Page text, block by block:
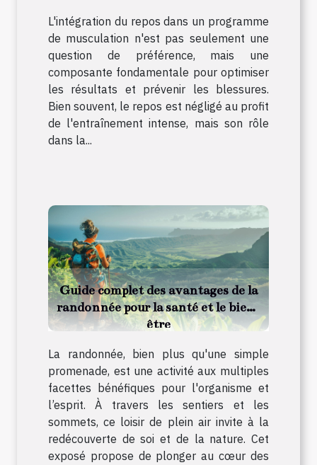
L'intégration du repos dans un programme
de musculation n'est pas seulement une
question de préférence, mais une
composante fondamentale pour optimiser
les résultats et prévenir les blessures.
Bien souvent, le repos est négligé au profit
de l'entraînement intense, mais son rôle
dans la...
Guide complet des avantages de la
randonnée pour la santé et le bien-
être
La randonnée, bien plus qu'une simple
promenade, est une activité aux multiples
facettes bénéfiques pour l'organisme et
l’esprit. À travers les sentiers et les
sommets, ce loisir de plein air invite à la
redécouverte de soi et de la nature. Cet
exposé propose de plonger au cœur des